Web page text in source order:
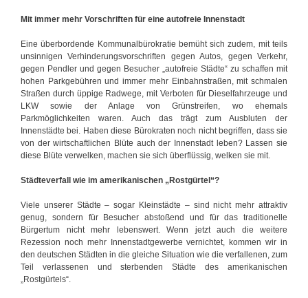
Mit immer mehr Vorschriften für eine autofreie Innenstadt
Eine überbordende Kommunalbürokratie bemüht sich zudem, mit teils
unsinnigen Verhinderungsvorschriften gegen Autos, gegen Verkehr,
gegen Pendler und gegen Besucher „autofreie Städte“ zu schaffen mit
hohen Parkgebühren und immer mehr Einbahnstraßen, mit schmalen
Straßen durch üppige Radwege, mit Verboten für Dieselfahrzeuge und
LKW sowie der Anlage von Grünstreifen, wo ehemals
Parkmöglichkeiten waren. Auch das trägt zum Ausbluten der
Innenstädte bei. Haben diese Bürokraten noch nicht begriffen, dass sie
von der wirtschaftlichen Blüte auch der Innenstadt leben? Lassen sie
diese Blüte verwelken, machen sie sich überflüssig, welken sie mit.
Städteverfall wie im amerikanischen „Rostgürtel“?
Viele unserer Städte – sogar Kleinstädte – sind nicht mehr attraktiv
genug, sondern für Besucher abstoßend und für das traditionelle
Bürgertum nicht mehr lebenswert. Wenn jetzt auch die weitere
Rezession noch mehr Innenstadtgewerbe vernichtet, kommen wir in
den deutschen Städten in die gleiche Situation wie die verfallenen, zum
Teil verlassenen und sterbenden Städte des amerikanischen
„Rostgürtels“.